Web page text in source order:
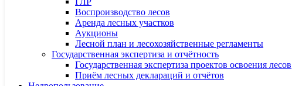
Воспроизводство лесов
Аренда лесных участков
Аукционы
Лесной план и лесохозяйственные регламенты
Государственная экспертиза и отчётность
Государственная экспертиза проектов освоения лесов
Приём лесных деклараций и отчётов